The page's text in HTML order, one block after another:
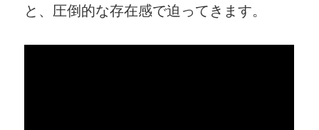
と、圧倒的な存在感で迫ってきます。